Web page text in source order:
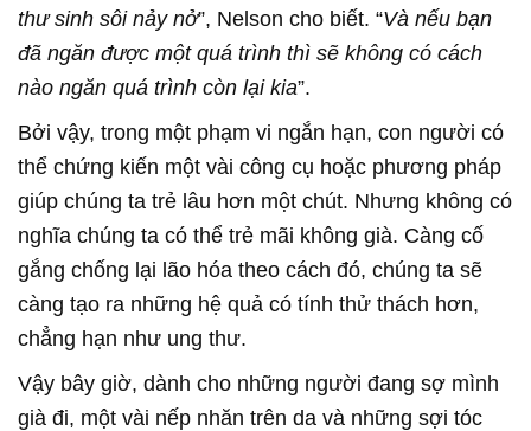
thư sinh sôi nảy nở”, Nelson cho biết. “Và nếu bạn
đã ngăn được một quá trình thì sẽ không có cách
nào ngăn quá trình còn lại kia”.
Bởi vậy, trong một phạm vi ngắn hạn, con người có
thể chứng kiến một vài công cụ hoặc phương pháp
giúp chúng ta trẻ lâu hơn một chút. Nhưng không có
nghĩa chúng ta có thể trẻ mãi không già. Càng cố
gắng chống lại lão hóa theo cách đó, chúng ta sẽ
càng tạo ra những hệ quả có tính thử thách hơn,
chẳng hạn như ung thư.
Vậy bây giờ, dành cho những người đang sợ mình
già đi, một vài nếp nhăn trên da và những sợi tóc